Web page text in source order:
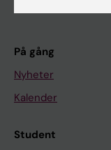
På gång
Nyheter
Kalender
Student